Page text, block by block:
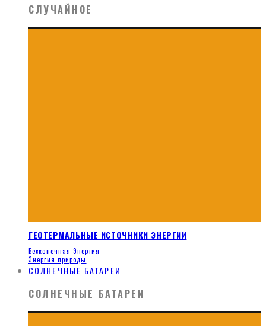
СЛУЧАЙНОЕ
ГЕОТЕРМАЛЬНЫЕ ИСТОЧНИКИ ЭНЕРГИИ
Бесконечная Энергия
Энергия природы
СОЛНЕЧНЫЕ БАТАРЕИ
СОЛНЕЧНЫЕ БАТАРЕИ